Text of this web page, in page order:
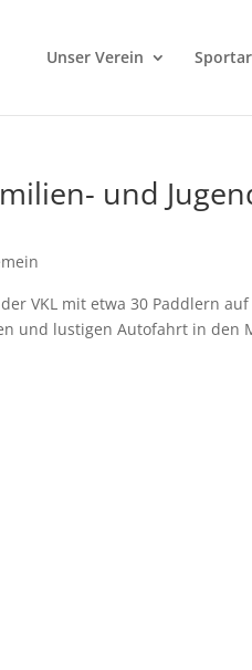
Unser Verein
und
VKL mit etwa 30 Paddlern
und lustigen Autofahrt in den